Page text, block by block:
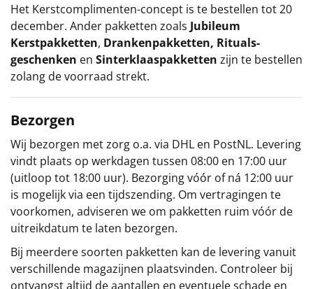
Het Kerstcomplimenten-concept is te bestellen tot 20
december. Ander pakketten zoals Jubileum
Kerstpakketten, Drankenpakketten, Rituals-
geschenken en Sinterklaaspakketten zijn te bestellen
zolang de voorraad strekt.
Bezorgen
Wij bezorgen met zorg o.a. via DHL en PostNL. Levering
vindt plaats op werkdagen tussen 08:00 en 17:00 uur
(uitloop tot 18:00 uur). Bezorging vóór of ná 12:00 uur
is mogelijk via een tijdszending. Om vertragingen te
voorkomen, adviseren we om pakketten ruim vóór de
uitreikdatum te laten bezorgen.
Bij meerdere soorten pakketten kan de levering vanuit
verschillende magazijnen plaatsvinden. Controleer bij
ontvangst altijd de aantallen en eventuele schade en